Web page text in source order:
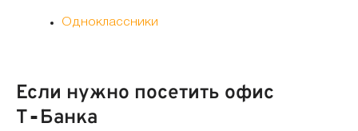
Одноклассники
Если нужно посетить офис
Т‑Банка